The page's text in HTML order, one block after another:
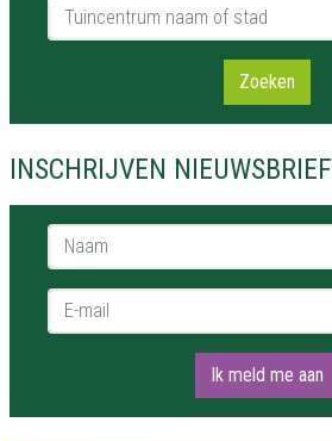
Tuincentrum naam of stad
Zoeken
INSCHRIJVEN NIEUWSBRIEF
Naam *
E-mail *
Ik meld me aan